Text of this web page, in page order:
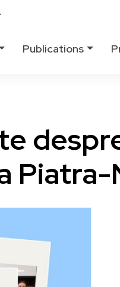
Publications